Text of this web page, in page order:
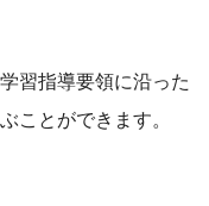
習指導要領に沿った
ことができます。